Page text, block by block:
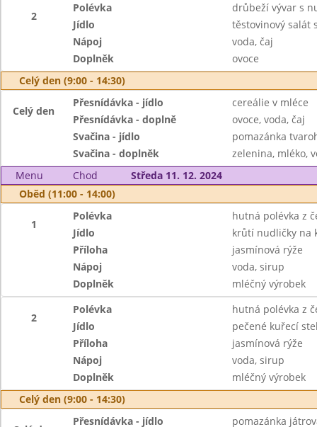
2
Polévka
drůbeží vývar s
Jídlo
těstovinový salát
Nápoj
voda, čaj
Doplněk
ovoce
Celý den (9:00 - 14:30)
Celý den
Přesnídávka - jídlo
cereálie v mléce
Přesnídávka - doplně
ovoce, voda, čaj
Svačina - jídlo
pomazánka
Svačina - doplněk
zelenina, mléko,
Menu
Chod
Středa 11. 12. 2024
Oběd (11:00 - 14:00)
1
Polévka
hutná polévka z
Jídlo
krůtí nudličky na
Příloha
jasmínová rýže
Nápoj
voda, sirup
Doplněk
mléčný výrobek
2
Polévka
hutná polévka z
Jídlo
pečené kuřecí
Příloha
jasmínová rýže
Nápoj
voda, sirup
Doplněk
mléčný výrobek
Celý den (9:00 - 14:30)
Přesnídávka - jídlo pomazánka